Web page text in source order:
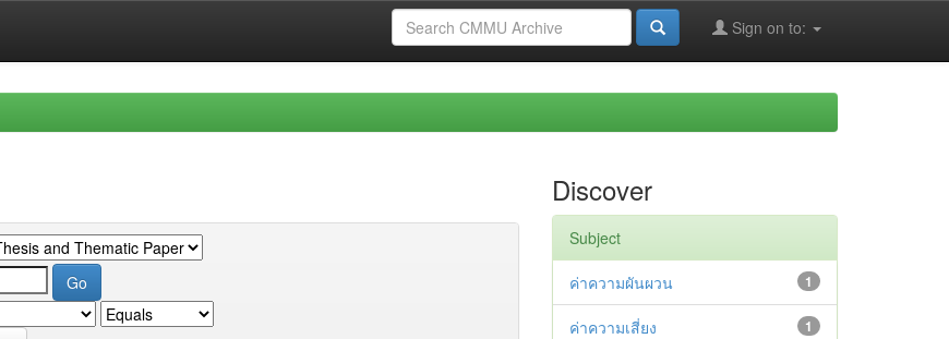
Sign on to:
Discover
Subject
1
ค่าความผันผวน
1
ค่าความเสี่ยง